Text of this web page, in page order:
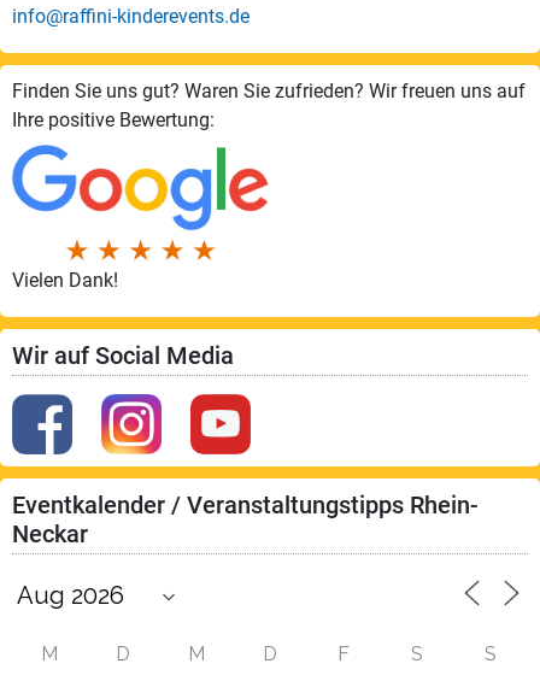
info@raffini-kinderevents.de
Finden Sie uns gut? Waren Sie zufrieden? Wir freuen uns auf
Ihre positive Bewertung:
Vielen Dank!
Wir auf Social Media
Eventkalender / Veranstaltungstipps Rhein-
Neckar
M D M D F S S